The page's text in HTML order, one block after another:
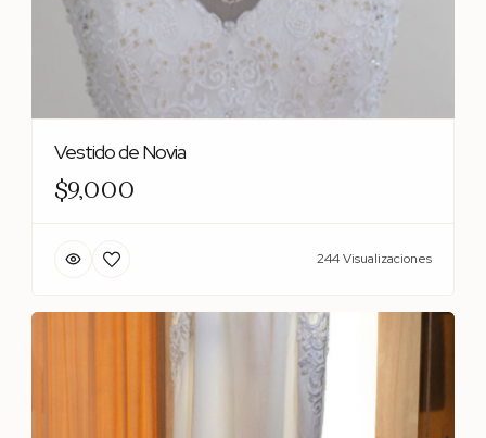
Vestido de Novia
$9,000
244 Visualizaciones